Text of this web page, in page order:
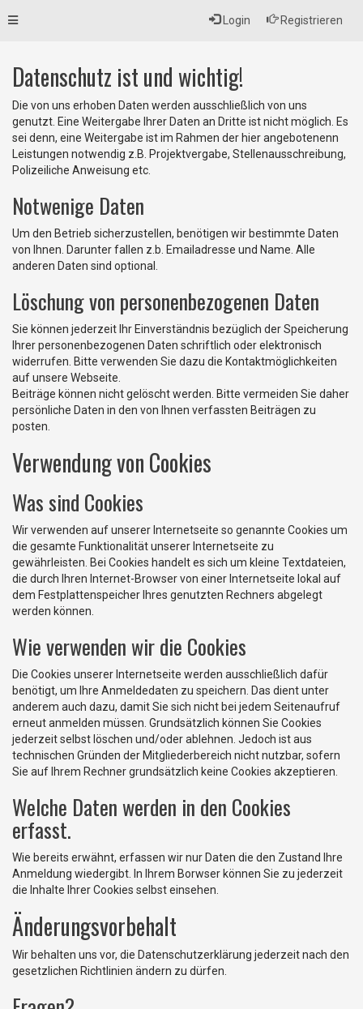
Login Registrieren
Toggle
Datenschutz ist und wichtig!
Die von uns erhoben Daten werden ausschließlich von uns
genutzt. Eine Weitergabe Ihrer Daten an Dritte ist nicht möglich. Es
sei denn, eine Weitergabe ist im Rahmen der hier angebotenenn
Leistungen notwendig z.B. Projektvergabe, Stellenausschreibung,
Polizeiliche Anweisung etc.
Notwenige Daten
Um den Betrieb sicherzustellen, benötigen wir bestimmte Daten
von Ihnen. Darunter fallen z.b. Emailadresse und Name. Alle
anderen Daten sind optional.
Löschung von personenbezogenen Daten
Sie können jederzeit Ihr Einverständnis bezüglich der Speicherung
Ihrer personenbezogenen Daten schriftlich oder elektronisch
widerrufen. Bitte verwenden Sie dazu die Kontaktmöglichkeiten
auf unsere Webseite.
Beiträge können nicht gelöscht werden. Bitte vermeiden Sie daher
persönliche Daten in den von Ihnen verfassten Beiträgen zu
posten.
Verwendung von Cookies
Was sind Cookies
Wir verwenden auf unserer Internetseite so genannte Cookies um
die gesamte Funktionalität unserer Internetseite zu
gewährleisten. Bei Cookies handelt es sich um kleine Textdateien,
die durch Ihren Internet-Browser von einer Internetseite lokal auf
dem Festplattenspeicher Ihres genutzten Rechners abgelegt
werden können.
Wie verwenden wir die Cookies
Die Cookies unserer Internetseite werden ausschließlich dafür
benötigt, um Ihre Anmeldedaten zu speichern. Das dient unter
anderem auch dazu, damit Sie sich nicht bei jedem Seitenaufruf
erneut anmelden müssen. Grundsätzlich können Sie Cookies
jederzeit selbst löschen und/oder ablehnen. Jedoch ist aus
technischen Gründen der Mitgliederbereich nicht nutzbar, sofern
Sie auf Ihrem Rechner grundsätzlich keine Cookies akzeptieren.
Welche Daten werden in den Cookies
erfasst.
Wie bereits erwähnt, erfassen wir nur Daten die den Zustand Ihre
Anmeldung wiedergibt. In Ihrem Borwser können Sie zu jederzeit
die Inhalte Ihrer Cookies selbst einsehen.
Änderungsvorbehalt
Wir behalten uns vor, die Datenschutzerklärung jederzeit nach den
gesetzlichen Richtlinien ändern zu dürfen.